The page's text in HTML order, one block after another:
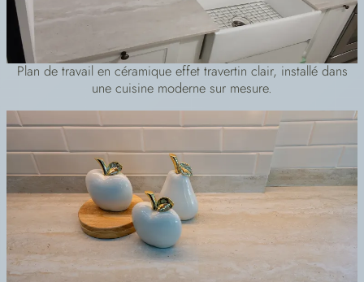
Plan de travail en céramique effet travertin clair, installé dans
une cuisine moderne sur mesure.